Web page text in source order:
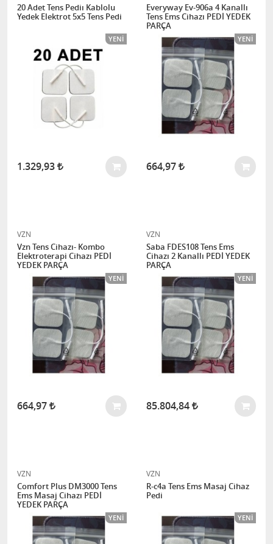
20 Adet Tens Pediı Kablolu
Yedek Elektrot 5x5 Tens Pedi
YENI
1.329,93
Everyway Ev-906a 4 Kanallı
Tens Ems Cihazı PEDİ YEDEK
PARÇA
YENI
664,97
VZN
Vzn Tens Cihazı- Kombo
Elektroterapi Cihazı PEDİ
YEDEK PARÇA
YENI
664,97
VZN
Saba FDES108 Tens Ems
Cihazı 2 Kanallı PEDİ YEDEK
PARÇA
YENI
85.804,84
VZN
Comfort Plus DM3000 Tens
Ems Masaj Cihazı PEDİ
YEDEK PARÇA
YENI
VZN
R-c4a Tens Ems Masaj Cihaz
Pedi
YENI